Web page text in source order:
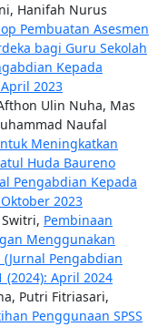
Hanifah Nurus
Pembuatan Asesmen
bagi Guru Sekolah
Kepada
2023
Ulin Nuha, Mas
Naufal
Meningkatkan
Huda Baureno
Pengabdian Kepada
2023
Pembinaan
Menggunakan
(Jurnal Pengabdian
(2024): April 2024
Putri Fitriasari,
Penggunaan SPSS